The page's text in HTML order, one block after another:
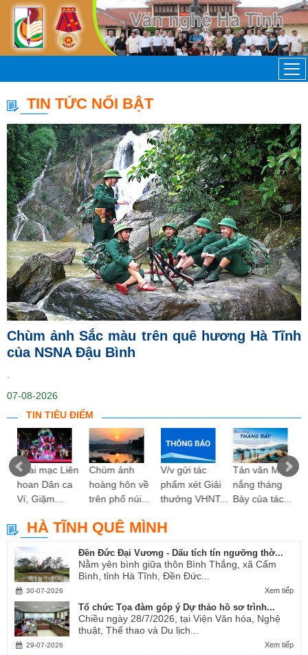
TIN TỨC NỔI BẬT
Chùm ảnh Sắc màu trên quê hương Hà Tĩnh
của NSNA Đậu Bình
07-08-2026
TIN TIÊU ĐIỂM
Khai mạc Liên
hoan Dân ca
Ví, Giặm...
Chùm ảnh
hoàng hôn về
trên phố núi...
V/v gửi tác
phẩm xét Giải
thưởng VHNT...
Tản văn Mùa
nắng tháng
Bảy của tác...
HÀ TĨNH QUÊ MÌNH
Đền Đức Đại Vương - Dấu tích tín ngưỡng thờ...
Nằm yên bình giữa thôn Bình Thắng, xã Cẩm
Bình, tỉnh Hà Tĩnh, Đền Đức...
Xem tiếp
30-07-2026
Tổ chức Tọa đàm góp ý Dự thảo hồ sơ trình...
Chiều ngày 28/7/2026, tại Viện Văn hóa, Nghệ
thuật, Thể thao và Du lịch...
Xem tiếp
29-07-2026